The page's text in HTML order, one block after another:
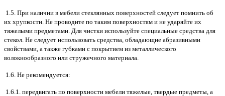
1.5. При наличии в мебели стеклянных поверхностей следует помнить об
их хрупкости. Не проводите по таким поверхностям и не ударяйте их
тяжелыми предметами. Для чистки используйте специальные средства для
стекол. Не следует использовать средства, обладающие абразивными
свойствами, а также губками с покрытием из металлического
волокнообразного или стружечного материала.
1.6. Не рекомендуется:
1.6.1. передвигать по поверхности мебели тяжелые, твердые предметы, а